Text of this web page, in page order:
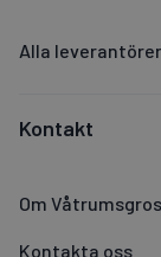
Alla leverantörer
Kontakt
Om
Kontakta oss